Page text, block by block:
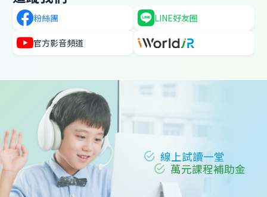
粉絲團 LINE好友圈
官方影音頻道
線上試讀一堂
萬元課程補助金